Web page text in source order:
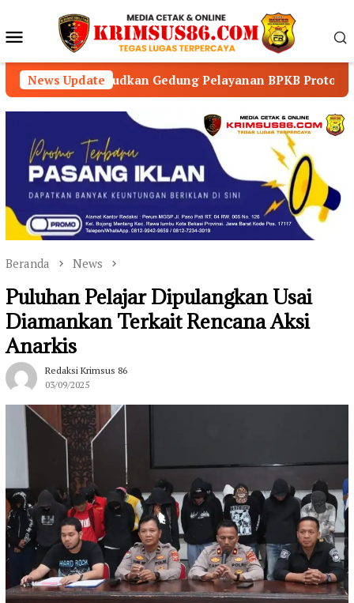
konten Menu
Mobile
News Update
Gedung Pelayanan BPKB Prototype Polres
Beranda News
Puluhan Pelajar Dipulangkan Usai
Diamankan Terkait Rencana Aksi
Anarkis
Redaksi Krimsus 86
03/09/2025